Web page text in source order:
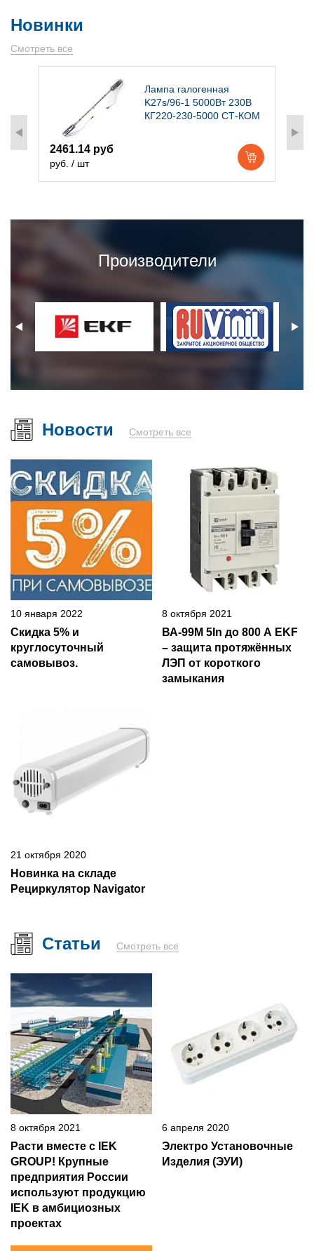
Новинки
Смотреть все
Лампа галогенная
K27s/96-1 5000Вт 230В
КГ220-230-5000 СТ-КОМ
2461.14 руб
руб. / шт
Производители
Новости Смотреть все
10 января 2022
Скидка 5% и
круглосуточный
самовывоз.
8 октября 2021
ВА-99М 5In до 800 А EKF
– защита протяжённых
ЛЭП от короткого
замыкания
21 октября 2020
Новинка на складе
Рециркулятор Navigator
Статьи Смотреть все
8 октября 2021
Расти вместе с IEK
GROUP! Крупные
предприятия России
используют продукцию
IEK в амбициозных
проектах
6 апреля 2020
Электро Установочные
Изделия (ЭУИ)